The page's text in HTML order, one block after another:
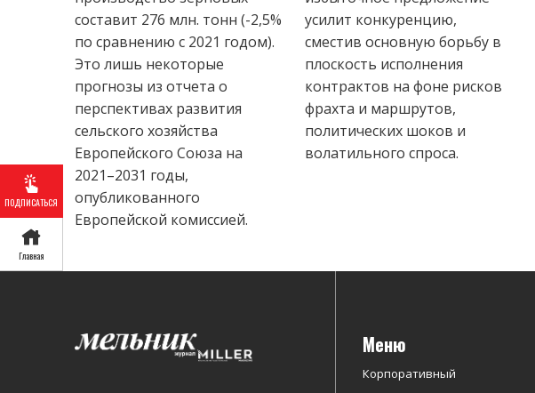
ПОДПИСАТЬСЯ
Главная
составит 276 млн. тонн (-2,5%
по сравнению с 2021 годом).
Это лишь некоторые
прогнозы из отчета о
перспективах развития
сельского хозяйства
Европейского Союза на
2021–2031 годы,
опубликованного
Европейской комиссией.
усилит конкуренцию,
сместив основную борьбу в
плоскость исполнения
контрактов на фоне рисков
фрахта и маршрутов,
политических шоков и
волатильного спроса.
Меню
Корпоративный